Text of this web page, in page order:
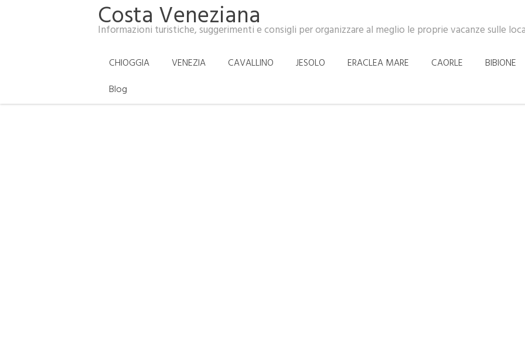
Costa Veneziana
Informazioni turistiche, suggerimenti e consigli per organizzare al meglio le proprie vacanze sulle
CHIOGGIA VENEZIA CAVALLINO JESOLO ERACLEA MARE CAORLE
BIBIONE
Blog